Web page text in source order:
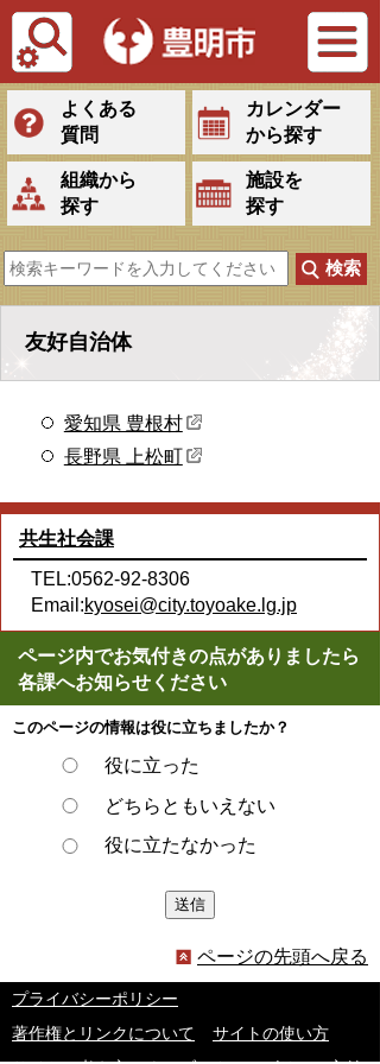
Tiếng Việt
よくある
質問
カレンダー
から探す
組織から
探す
施設を
探す
友好自治体
愛知県 豊根村
長野県 上松町
共生社会課
TEL:0562-92-8306
Email:kyosei@city.toyoake.lg.jp
ページ内でお気付きの点がありましたら
各課へお知らせください
このページの情報は役に立ちましたか？
役に立った
どちらともいえない
役に立たなかった
ページの先頭へ戻る
プライバシーポリシー
著作権とリンクについて
サイトの使い方